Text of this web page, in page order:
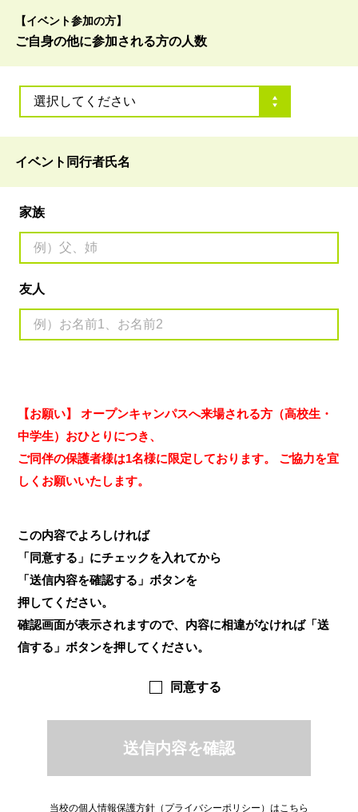
【イベント参加の方】
ご自身の他に参加される方の人数
イベント同行者氏名
家族
友人
【お願い】 オープンキャンパスへ来場される方（高校生・
中学生）おひとりにつき、
ご同伴の保護者様は1名様に限定しております。 ご協力を宜
しくお願いいたします。
この内容でよろしければ
「同意する」にチェックを入れてから
「送信内容を確認する」ボタンを
押してください。
確認画面が表示されますので、内容に相違がなければ「送
信する」ボタンを押してください。
同意する
当校の個人情報保護方針（プライバシーポリシー）はこちら